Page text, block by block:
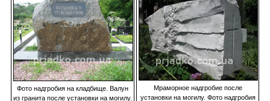
Фото надгробия на кладбище. Валун
из гранита после установки на могилу.
Мраморное надгробие после
установки на могилу. Фото надгробия